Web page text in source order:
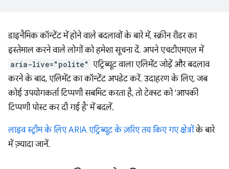
डाइनैमिक कॉन्टेंट में होने वाले बदलावों के बारे में, स्क्रीन रीडर का
इस्तेमाल करने वाले लोगों को हमेशा सूचना दें. अपने एचटीएमएल में
aria-live="polite" एट्रिब्यूट वाला एलिमेंट जोड़ें और बदलाव
करने के बाद, एलिमेंट का कॉन्टेंट अपडेट करें. उदाहरण के लिए, जब
कोई उपयोगकर्ता टिप्पणी सबमिट करता है, तो टेक्स्ट को 'आपकी
टिप्पणी पोस्ट कर दी गई है' में बदलें.
लाइव स्ट्रीम के लिए ARIA एट्रिब्यूट के ज़रिए तय किए गए क्षेत्रोंके बारे
में ज़्यादा जानें.